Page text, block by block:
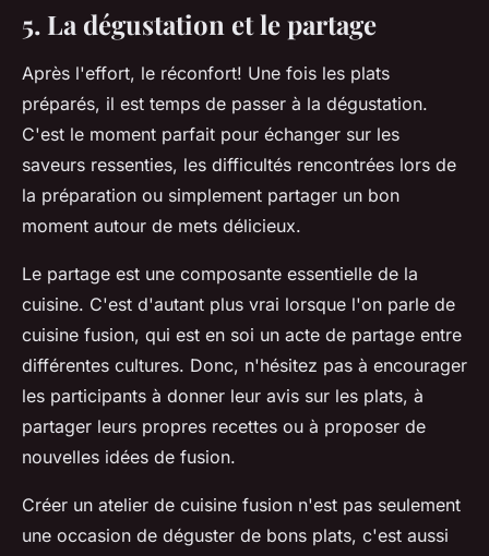
5. La dégustation et le partage
Après l'effort, le réconfort! Une fois les plats
préparés, il est temps de passer à la dégustation.
C'est le moment parfait pour échanger sur les
saveurs ressenties, les difficultés rencontrées lors de
la préparation ou simplement partager un bon
moment autour de mets délicieux.
Le partage est une composante essentielle de la
cuisine. C'est d'autant plus vrai lorsque l'on parle de
cuisine fusion, qui est en soi un acte de partage entre
différentes cultures. Donc, n'hésitez pas à encourager
les participants à donner leur avis sur les plats, à
partager leurs propres recettes ou à proposer de
nouvelles idées de fusion.
Créer un atelier de cuisine fusion n'est pas seulement
une occasion de déguster de bons plats, c'est aussi